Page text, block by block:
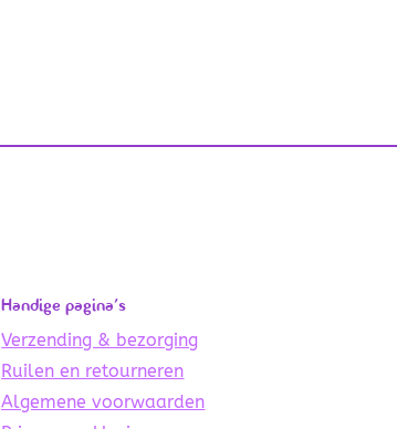
Handige pagina’s
Verzending & bezorging
Ruilen en retourneren
Algemene voorwaarden